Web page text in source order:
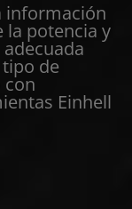
información
la potencia y
de
Einhell